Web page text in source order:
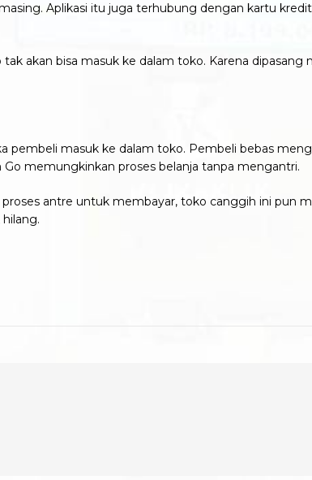
Aplikasi itu juga terhubung dengan kartu
akan bisa masuk ke dalam toko. Karena
pembeli masuk ke dalam toko. Pembeli bebas
memungkinkan proses belanja tanpa mengantri.
antre untuk membayar, toko canggih ini pun